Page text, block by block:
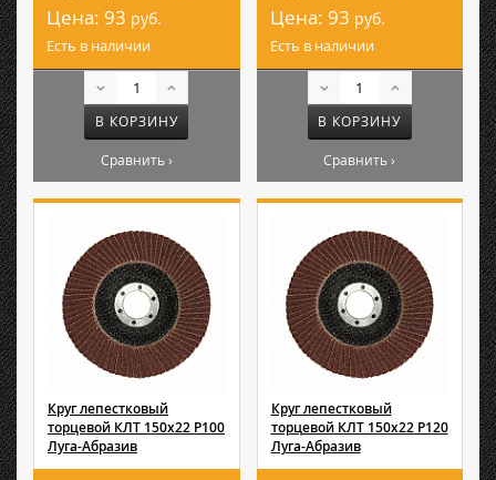
Цена: 93 руб.
Есть в наличии
В КОРЗИНУ
Сравнить ›
Цена: 93 руб.
Есть в наличии
В КОРЗИНУ
Сравнить ›
Круг лепестковый
торцевой КЛТ 150х22 Р100
Луга-Абразив
Круг лепестковый
торцевой КЛТ 150х22 Р120
Луга-Абразив